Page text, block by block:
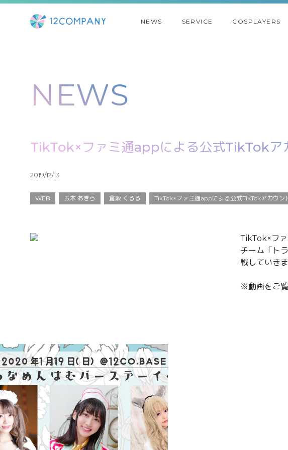
NEWS SERVICE COSPLAYERS
NEWS
TikTok×ファミ通appによる公式TikTokア
2019/12/13
WEB 五木 あきら 倉坂 くるる TikTok×ファミ通appによる公式TikTokアカウン
TikTok×フ
チーム「ト
戦していきま
※動画をご